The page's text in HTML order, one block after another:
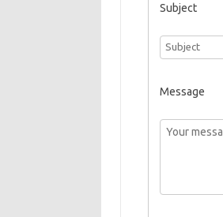
Subject
Message